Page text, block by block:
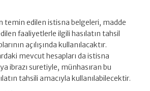
temin edilen istisna belgeleri, madde
faaliyetlerle ilgili hasılatın tahsil
açılışında kullanılacaktır.
mevcut hesapları da istisna
ibrazı suretiyle, münhasıran bu
tahsili amacıyla kullanılabilecektir.